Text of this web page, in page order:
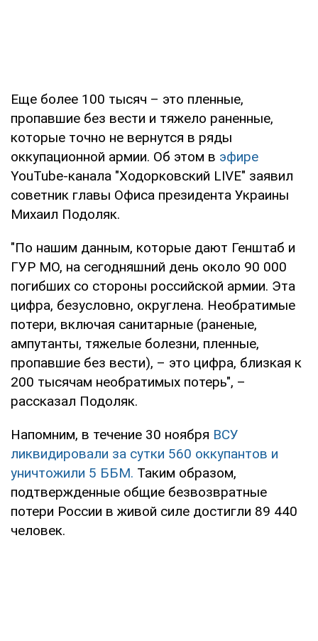
Еще более 100 тысяч – это пленные,
пропавшие без вести и тяжело раненные,
которые точно не вернутся в ряды
оккупационной армии. Об этом в эфире
YouTube-канала "Ходорковский LIVE" заявил
советник главы Офиса президента Украины
Михаил Подоляк.
"По нашим данным, которые дают Генштаб и
ГУР МО, на сегодняшний день около 90 000
погибших со стороны российской армии. Эта
цифра, безусловно, округлена. Необратимые
потери, включая санитарные (раненые,
ампутанты, тяжелые болезни, пленные,
пропавшие без вести), – это цифра, близкая к
200 тысячам необратимых потерь", –
рассказал Подоляк.
Напомним, в течение 30 ноября ВСУ
ликвидировали за сутки 560 оккупантов и
уничтожили 5 ББМ. Таким образом,
подтвержденные общие безвозвратные
потери России в живой силе достигли 89 440
человек.